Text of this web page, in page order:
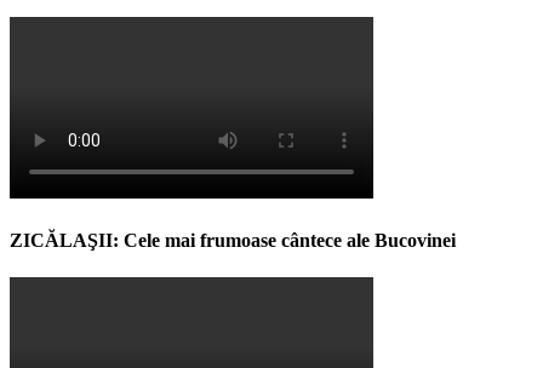
ZICĂLAŞII: Cele mai frumoase cântece ale Bucovinei